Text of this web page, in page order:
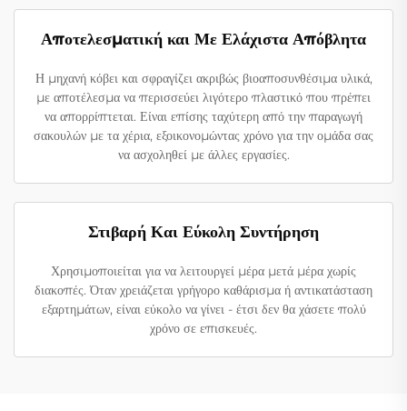
Αποτελεσματική και Με Ελάχιστα Απόβλητα
Η μηχανή κόβει και σφραγίζει ακριβώς βιοαποσυνθέσιμα υλικά,
με αποτέλεσμα να περισσεύει λιγότερο πλαστικό που πρέπει
να απορρίπτεται. Είναι επίσης ταχύτερη από την παραγωγή
σακουλών με τα χέρια, εξοικονομώντας χρόνο για την ομάδα σας
να ασχοληθεί με άλλες εργασίες.
Στιβαρή Και Εύκολη Συντήρηση
Χρησιμοποιείται για να λειτουργεί μέρα μετά μέρα χωρίς
διακοπές. Όταν χρειάζεται γρήγορο καθάρισμα ή αντικατάσταση
εξαρτημάτων, είναι εύκολο να γίνει - έτσι δεν θα χάσετε πολύ
χρόνο σε επισκευές.